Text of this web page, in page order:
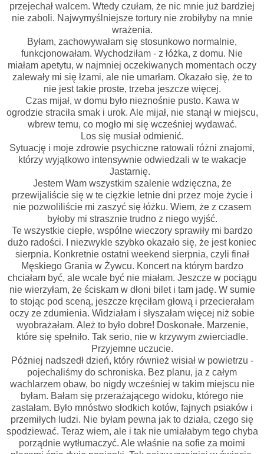
przejechał walcem. Wtedy czułam, że nic mnie już bardziej
nie zaboli. Najwymyślniejsze tortury nie zrobiłyby na mnie
wrażenia.
Byłam, zachowywałam się stosunkowo normalnie,
funkcjonowałam. Wychodziłam - z łóżka, z domu. Nie
miałam apetytu, w najmniej oczekiwanych momentach oczy
zalewały mi się łzami, ale nie umarłam. Okazało się, że to
nie jest takie proste, trzeba jeszcze więcej.
Czas mijał, w domu było nieznośnie pusto. Kawa w
ogrodzie straciła smak i urok. Ale mijał, nie stanął w miejscu,
wbrew temu, co mogło mi się wcześniej wydawać.
Los się musiał odmienić.
Sytuację i moje zdrowie psychiczne ratowali różni znajomi,
którzy wyjątkowo intensywnie odwiedzali w te wakacje
Jastarnię.
Jestem Wam wszystkim szalenie wdzięczna, że
przewijaliście się w te ciężkie letnie dni przez moje życie i
nie pozwoliliście mi zaszyć się łóżku. Wiem, że z czasem
byłoby mi strasznie trudno z niego wyjść.
Te wszystkie ciepłe, wspólne wieczory sprawiły mi bardzo
dużo radości. I niezwykle szybko okazało się, że jest koniec
sierpnia. Konkretnie ostatni weekend sierpnia, czyli finał
Męskiego Grania w Żywcu. Koncert na którym bardzo
chciałam być, ale wcale być nie miałam. Jeszcze w pociągu
nie wierzyłam, że ściskam w dłoni bilet i tam jadę. W sumie
to stojąc pod sceną, jeszcze kręciłam głową i przecierałam
oczy ze zdumienia. Widziałam i słyszałam więcej niż sobie
wyobrażałam. Ależ to było dobre! Doskonałe. Marzenie,
które się spełniło. Tak serio, nie w krzywym zwierciadle.
Przyjemne uczucie.
Póżniej nadszedł dzień, który również wisiał w powietrzu -
pojechaliśmy do schroniska. Bez planu, ja z całym
wachlarzem obaw, bo nigdy wcześniej w takim miejscu nie
byłam. Bałam się przerażającego widoku, którego nie
zastałam. Było mnóstwo słodkich kotów, fajnych psiaków i
przemiłych ludzi. Nie byłam pewna jak to działa, czego się
spodziewać. Teraz wiem, ale i tak nie umiałabym tego chyba
porządnie wytłumaczyć. Ale właśnie na sofie za moimi